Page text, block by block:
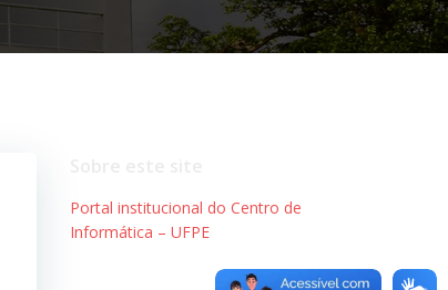
Portal institucional do Centro de
Informática – UFPE